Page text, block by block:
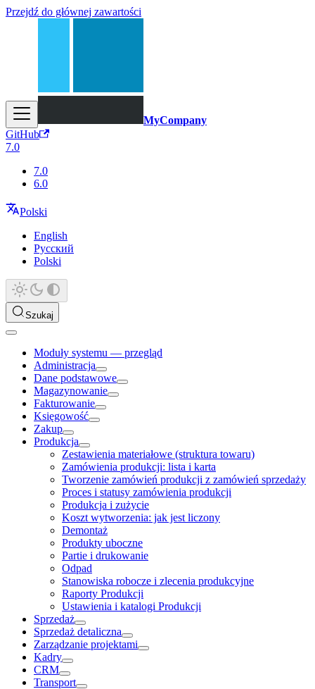
Przejdź do głównej zawartości
MyCompany
GitHub
7.0
7.0
6.0
Polski
English
Русский
Polski
Szukaj
Moduły systemu — przegląd
Administracja
Dane podstawowe
Magazynowanie
Fakturowanie
Księgowość
Zakup
Produkcja
Zestawienia materiałowe (struktura towaru)
Zamówienia produkcji: lista i karta
Tworzenie zamówień produkcji z zamówień sprzedaży
Proces i statusy zamówienia produkcji
Produkcja i zużycie
Koszt wytworzenia: jak jest liczony
Demontaż
Produkty uboczne
Partie i drukowanie
Odpad
Stanowiska robocze i zlecenia produkcyjne
Raporty Produkcji
Ustawienia i katalogi Produkcji
Sprzedaż
Sprzedaż detaliczna
Zarządzanie projektami
Kadry
CRM
Transport